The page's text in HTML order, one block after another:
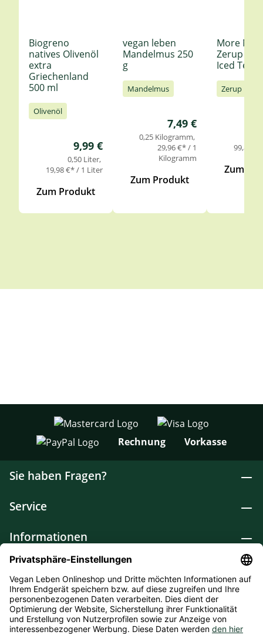
Biogreno
natives Olivenöl
extra
Griechenland
500 ml
Olivenöl
Regulärer Preis:
9,99 €
0,50 Liter
19,98 €* / 1 Liter
Zum Produkt
vegan leben
Mandelmus 250
g
Mandelmus
Regulärer Preis:
7,49 €
0,25 Kilogramm
29,96 €* / 1
Kilogramm
Zum Produkt
More
Zerup
Iced Tea
Zerup
99,85
Zum
Rechnung Vorkasse
Sie haben Fragen?
Service
Informationen
Lebensmittel
Drogerie
Weitere Kategorien